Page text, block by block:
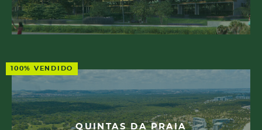
100% VENDIDO
QUINTAS DA PRAIA